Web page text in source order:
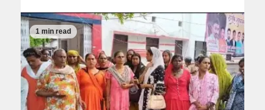
1 min read